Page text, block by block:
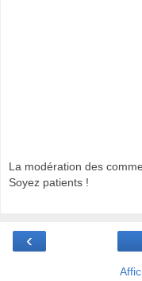
La modération des
Soyez patients !
‹